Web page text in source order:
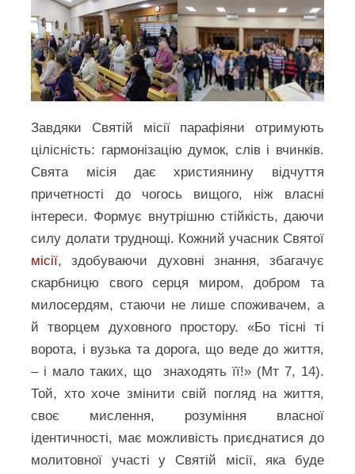
Завдяки Святій місії парафіяни отримують
цілісність: гармонізацію думок, слів і вчинків.
Свята місія дає християнину відчуття
причетності до чогось вищого, ніж власні
інтереси. Формує внутрішню стійкість, даючи
силу долати труднощі. Кожний учасник Святої
місії, здобуваючи духовні знання, збагачує
скарбницю свого серця миром, добром та
милосердям, стаючи не лише споживачем, а
й творцем духовного простору. «Бо тісні ті
ворота, і вузька та дорога, що веде до життя,
– і мало таких, що знаходять її!» (Мт 7, 14).
Той, хто хоче змінити свій погляд на життя,
своє мислення, розуміння власної
ідентичності, має можливість приєднатися до
молитовної участі у Святій місії, яка буде